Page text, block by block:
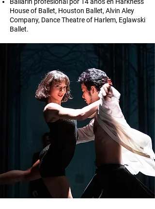
House of Ballet, Houston Ballet, Alvin Aley
Company, Dance Theatre of Harlem, Eglawski
Ballet.